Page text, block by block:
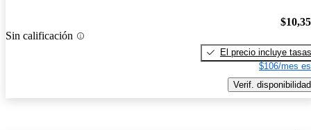
Sin calificación
El precio incluye tasas
$106/mes
Verif. disponibilidad